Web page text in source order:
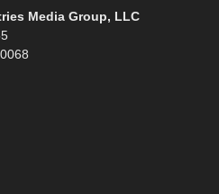
Media Group, LLC